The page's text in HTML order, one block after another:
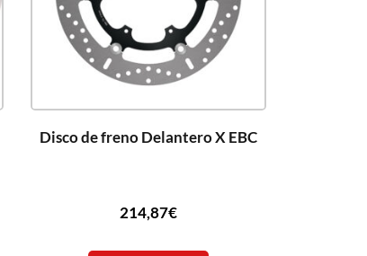
Disco de freno Delantero X EBC
214,87€